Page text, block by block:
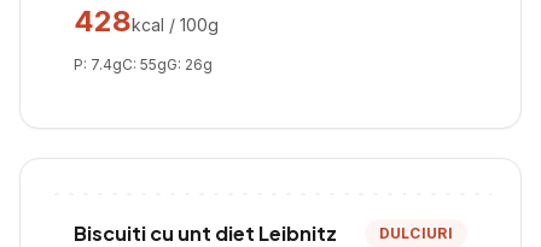
428kcal / 100g
P: 7.4gC: 55gG: 26g
Biscuiti cu unt diet Leibnitz DULCIURI